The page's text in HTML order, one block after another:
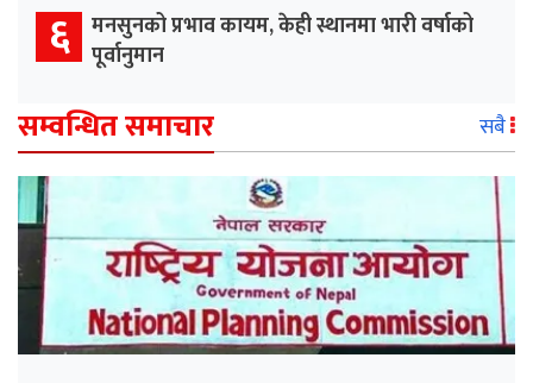
६ मनसुनको प्रभाव कायम, केही स्थानमा भारी वर्षाको
पूर्वानुमान
सम्वन्धित समाचार सबै